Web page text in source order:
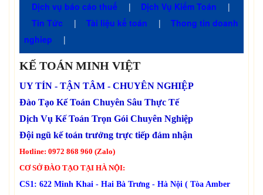
Dịch vụ báo cáo thuế
| Dịch Vụ Kiểm Toán
|
Tin Tức
| Tài liệu kế toán |
Thong tin doanh
nghiep
|
KẾ TOÁN MINH VIỆT
UY TÍN - TẬN TÂM - CHUYÊN NGHIỆP
Đào Tạo Kế Toán Chuyên Sâu Thực Tế
Dịch Vụ Kế Toán Trọn Gói Chuyên Nghiệp
Đội ngũ kế toán trưởng trực tiếp đảm nhận
Hotline: 0972 868 960 (Zalo)
CƠ SỞ ĐÀO TẠO TẠI HÀ NỘI:
CS1: 622 Minh Khai - Hai Bà Trưng - Hà Nội ( Tòa Amber